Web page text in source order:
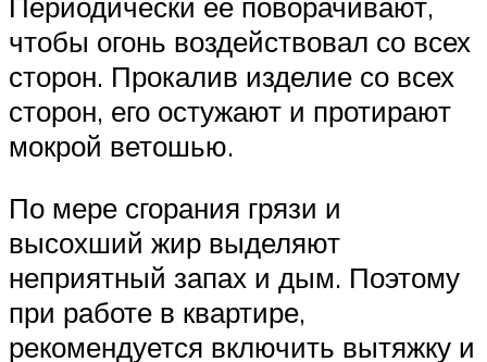
чтобы огонь воздействовал со всех
сторон. Прокалив изделие со всех
сторон, его остужают и протирают
мокрой ветошью.
По мере сгорания грязи и
высохший жир выделяют
неприятный запах и дым. Поэтому
при работе в квартире,
рекомендуется включить вытяжку и